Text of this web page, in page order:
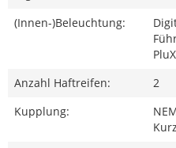
(Innen-)Beleuchtung:
Anzahl Haftreifen:
2
Kupplung: